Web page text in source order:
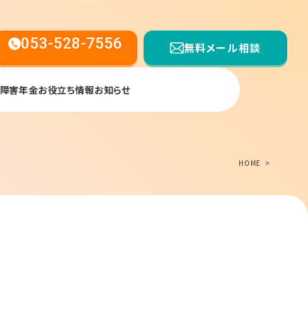
053-528-7556 無料メール相談
障害年金お役立ち情報お知らせ
HOME